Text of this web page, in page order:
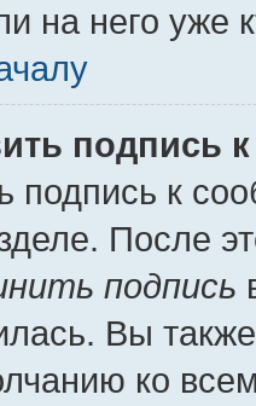
на него уже
подпись
подпись к
После
подпись
Вы
ко